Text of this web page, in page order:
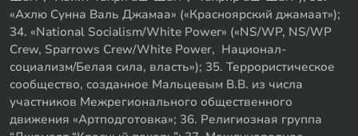
«Ахлю Сунна Валь Джамаа» («Красноярский джамаат»);
34. «National Socialism/White Power» («NS/WP, NS/WP
Crew, Sparrows Crew/White Power, Национал-
социализм/Белая сила, власть»); 35. Террористическое
сообщество, созданное Мальцевым В.В. из числа
участников Межрегионального общественного
движения «Артподготовка»; 36. Религиозная группа